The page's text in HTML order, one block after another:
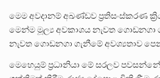
මෙම අවදානම් අඛණ්ඩව ප්‍රතිසංස්කරණ
මෙන්ම මූල්‍ය අවකාශය නැවත ගොඩනගා
නැවත ගොඩනගා ගැනීමේ අවශ්‍යතාව
මෙහෙයුම් ප්‍රධානියා මේ සරලව පවසන්නේ